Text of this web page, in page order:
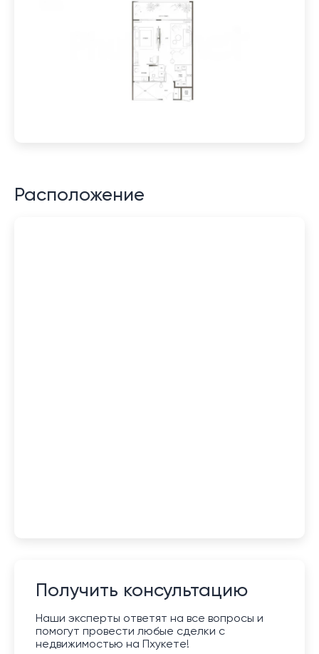
Расположение
Получить консультацию
Наши эксперты ответят на все вопросы и
помогут провести любые сделки с
недвижимостью на Пхукете!